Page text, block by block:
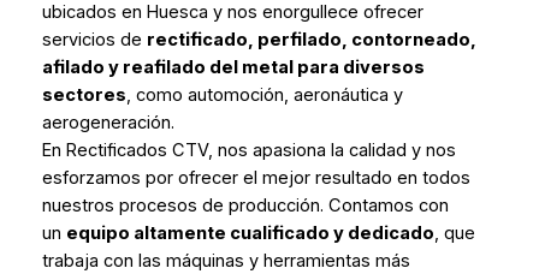
ubicados en Huesca y nos enorgullece ofrecer
servicios de rectificado, perfilado, contorneado,
afilado y reafilado del metal para diversos
sectores, como automoción, aeronáutica y
aerogeneración.
En Rectificados CTV, nos apasiona la calidad y nos
esforzamos por ofrecer el mejor resultado en todos
nuestros procesos de producción. Contamos con
un equipo altamente cualificado y dedicado, que
trabaja con las máquinas y herramientas más